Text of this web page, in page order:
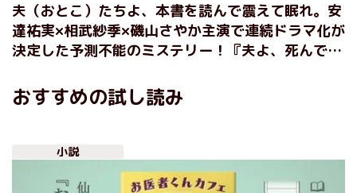
夫（おとこ）たちよ、本書を読んで震えて眠れ。安
達祐実×相武紗季×磯山さやか主演で連続ドラマ化が
決定した予測不能のミステリー！『夫よ、死んでく
おすすめの試し読み
小説